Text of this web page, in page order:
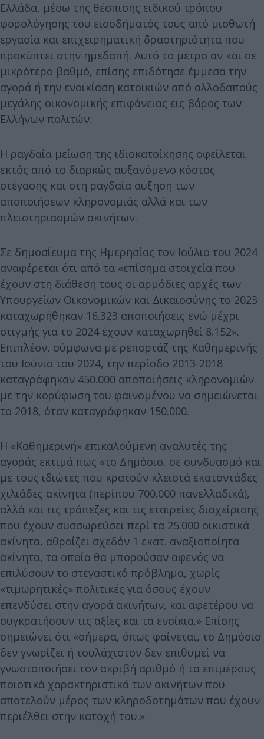
Ελλάδα, μέσω της θέσπισης ειδικού τρόπου
φορολόγησης του εισοδήματός τους από μισθωτή
εργασία και επιχειρηματική δραστηριότητα που
προκύπτει στην ημεδαπή. Αυτό το μέτρο αν και σε
μικρότερο βαθμό, επίσης επιδότησε έμμεσα την
αγορά ή την ενοικίαση κατοικιών από αλλοδαπούς
μεγάλης οικονομικής επιφάνειας εις βάρος των
Ελλήνων πολιτών.
Η ραγδαία μείωση της ιδιοκατοίκησης οφείλεται
εκτός από το διαρκώς αυξανόμενο κόστος
στέγασης και στη ραγδαία αύξηση των
αποποιήσεων κληρονομιάς αλλά και των
πλειστηριασμών ακινήτων.
Σε δημοσίευμα της Ημερησίας τον Ιούλιο του 2024
αναφέρεται ότι από τα «επίσημα στοιχεία που
έχουν στη διάθεση τους οι αρμόδιες αρχές των
Υπουργείων Οικονομικών και Δικαιοσύνης το 2023
καταχωρήθηκαν 16.323 αποποιήσεις ενώ μέχρι
στιγμής για το 2024 έχουν καταχωρηθεί 8.152».
Επιπλέον, σύμφωνα με ρεπορτάζ της Καθημερινής
του Ιούνιο του 2024, την περίοδο 2013-2018
καταγράφηκαν 450.000 αποποιήσεις κληρονομιών
με την κορύφωση του φαινομένου να σημειώνεται
το 2018, όταν καταγράφηκαν 150.000.
Η «Καθημερινή» επικαλούμενη αναλυτές της
αγοράς εκτιμά πως «το Δημόσιο, σε συνδυασμό και
με τους ιδιώτες που κρατούν κλειστά εκατοντάδες
χιλιάδες ακίνητα (περίπου 700.000 πανελλαδικά),
αλλά και τις τράπεζες και τις εταιρείες διαχείρισης
που έχουν συσσωρεύσει περί τα 25.000 οικιστικά
ακίνητα, αθροίζει σχεδόν 1 εκατ. αναξιοποίητα
ακίνητα, τα οποία θα μπορούσαν αφενός να
επιλύσουν το στεγαστικό πρόβλημα, χωρίς
«τιμωρητικές» πολιτικές για όσους έχουν
επενδύσει στην αγορά ακινήτων, και αφετέρου να
συγκρατήσουν τις αξίες και τα ενοίκια.» Επίσης
σημειώνει ότι «σήμερα, όπως φαίνεται, το Δημόσιο
δεν γνωρίζει ή τουλάχιστον δεν επιθυμεί να
γνωστοποιήσει τον ακριβή αριθμό ή τα επιμέρους
ποιοτικά χαρακτηριστικά των ακινήτων που
αποτελούν μέρος των κληροδοτημάτων που έχουν
περιέλθει στην κατοχή του.»